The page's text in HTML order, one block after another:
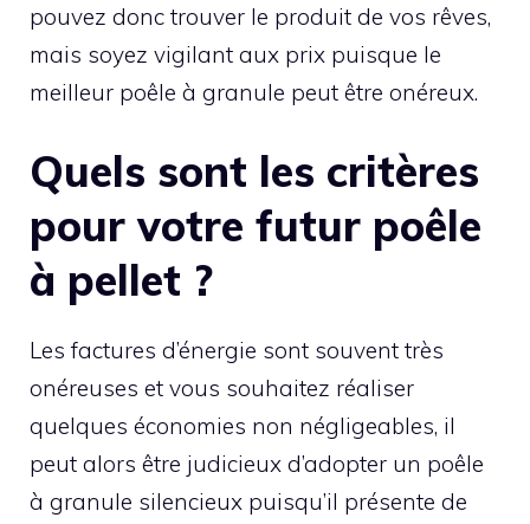
pouvez donc trouver le produit de vos rêves,
mais soyez vigilant aux prix puisque le
meilleur poêle à granule peut être onéreux.
Quels sont les critères
pour votre futur poêle
à pellet ?
Les factures d’énergie sont souvent très
onéreuses et vous souhaitez réaliser
quelques économies non négligeables, il
peut alors être judicieux d’adopter un poêle
à granule silencieux puisqu’il présente de